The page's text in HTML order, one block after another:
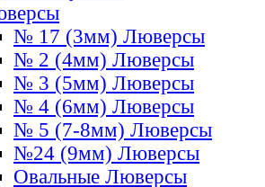
№ 17 (3мм) Люверсы
№ 2 (4мм) Люверсы
№ 3 (5мм) Люверсы
№ 4 (6мм) Люверсы
№ 5 (7-8мм) Люверсы
№24 (9мм) Люверсы
Овальные Люверсы